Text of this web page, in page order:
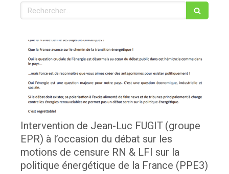
Rechercher
Intervention de Jean-Luc FUGIT (groupe
EPR) à l’occasion du débat sur les
motions de censure RN & LFI sur la
politique énergétique de la France (PPE3)